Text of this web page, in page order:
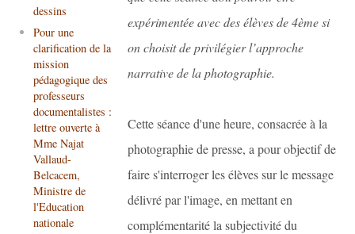
dessins
Pour une
clarification de la
mission
pédagogique des
professeurs
documentalistes :
lettre ouverte à
Mme Najat
Vallaud-
Belcacem,
Ministre de
l'Education
nationale
expérimentée avec des élèves de 4ème si
on choisit de privilégier l’approche
narrative de la photographie.
Cette séance d'une heure, consacrée à la
photographie de presse, a pour objectif de
faire s'interroger les élèves sur le message
délivré par l'image, en mettant en
complémentarité la subjectivité du